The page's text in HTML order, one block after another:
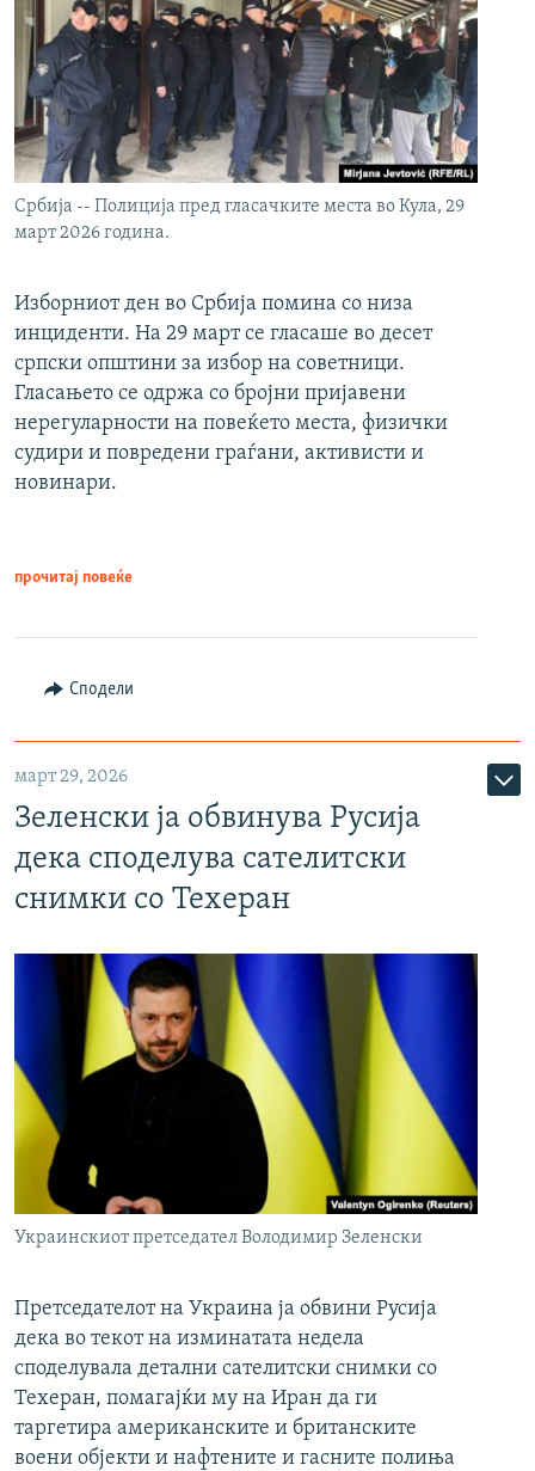
Србија -- Полиција пред гласачките места во Кула, 29
март 2026 година.
Изборниот ден во Србија помина со низа
инциденти. На 29 март се гласаше во десет
српски општини за избор на советници.
Гласањето се одржа со бројни пријавени
нерегуларности на повеќето места, физички
судири и повредени граѓани, активисти и
новинари.
прочитај повеќе
Сподели
март 29, 2026
Зеленски ја обвинува Русија
дека споделува сателитски
снимки со Техеран
Украинскиот претседател Володимир Зеленски
Претседателот на Украина ја обвини Русија
дека во текот на изминатата недела
споделувала детални сателитски снимки со
Техеран, помагајќи му на Иран да ги
таргетира американските и британските
воени објекти и нафтените и гасните полиња